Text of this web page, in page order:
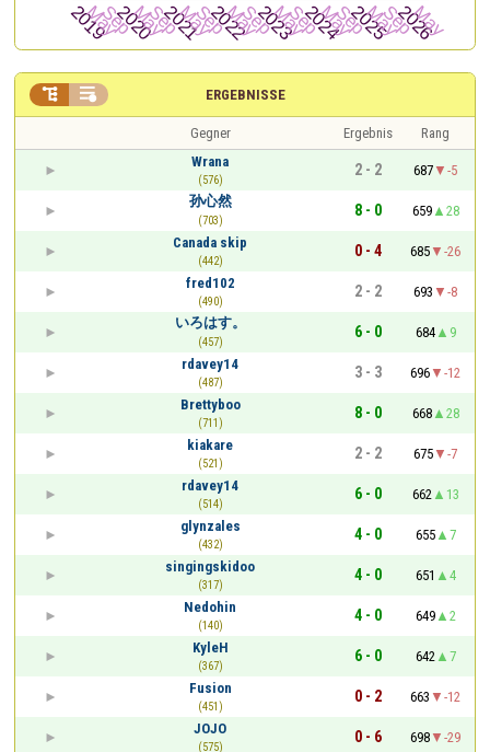
ERGEBNISSE
 
Gegner Ergebnis
Rang
Wrana
(576)
2 - 2 687
-5
孙心然
(703)
8 - 0 659
28
Canada skip
(442)
0 - 4 685
-26
fred102
(490)
2 - 2 693
-8
いろはす。
(457)
6 - 0 684
9
rdavey14
(487)
3 - 3 696
-12
Brettyboo
(711)
8 - 0 668
28
kiakare
(521)
2 - 2 675
-7
rdavey14
(514)
6 - 0 662
13
glynzales
(432)
4 - 0 655
7
singingskidoo
(317)
4 - 0 651
4
Nedohin
(140)
4 - 0 649
2
KyleH
(367)
6 - 0 642
7
Fusion
(451)
0 - 2 663
-12
JOJO
(575)
0 - 6 698 -29